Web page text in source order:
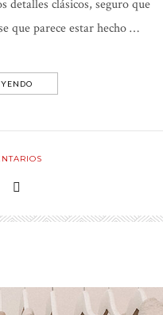
detalles clásicos, seguro que
que parece estar hecho …